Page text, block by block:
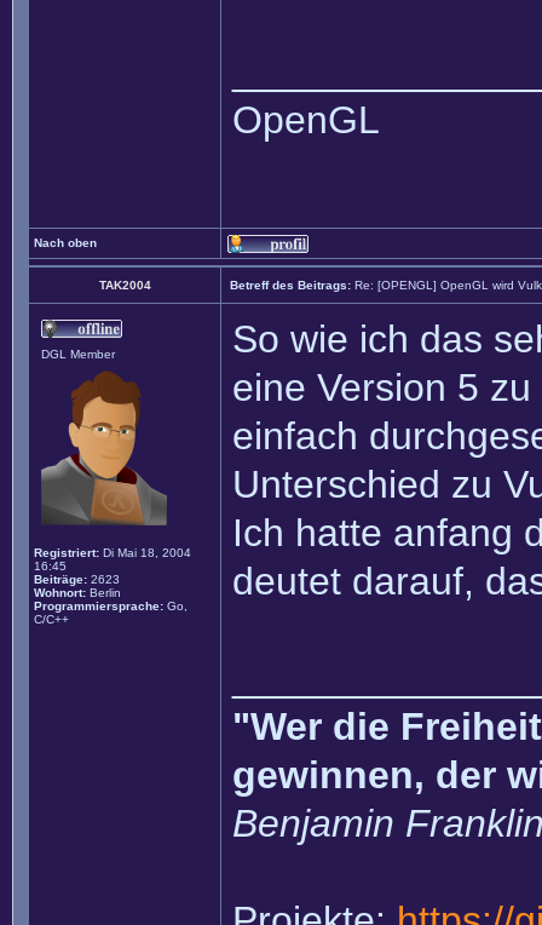
OpenGL
Nach oben
TAK2004 Betreff des Beitrags: Re: [OPENGL] OpenGL wird
DGL Member
Registriert: Di Mai 18, 2004
16:45
Beiträge: 2623
Wohnort: Berlin
Programmiersprache: Go,
C/C++
So wie ich das
eine Version 5
einfach
Unterschied zu
Ich hatte anfang
deutet darauf,
"Wer die
gewinnen, der
Benjamin